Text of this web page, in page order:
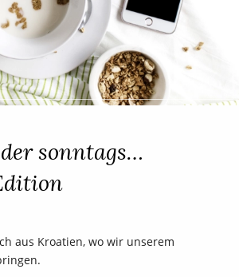
sonntags…
aus Kroatien, wo wir unserem